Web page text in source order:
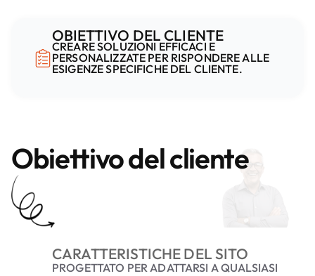
OBIETTIVO DEL CLIENTE
CREARE SOLUZIONI EFFICACI E
PERSONALIZZATE PER RISPONDERE ALLE
ESIGENZE SPECIFICHE DEL CLIENTE.
CARATTERISTICHE DEL SITO
PROGETTATO PER ADATTARSI A QUALSIASI
Obiettivo del cliente